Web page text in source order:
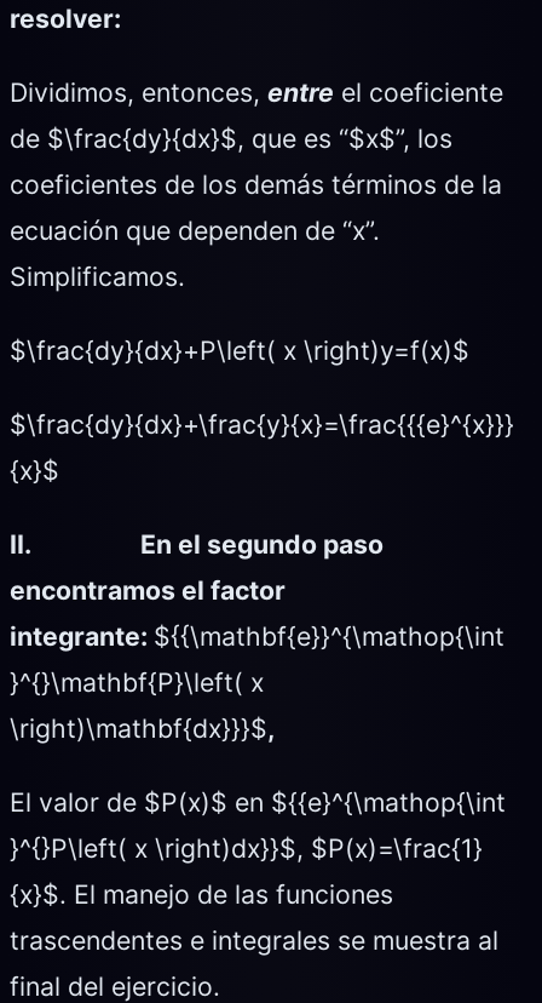
resolver:
Dividimos, entonces, entre el coeficiente
de $\frac{dy}{dx}$, que es “$x$”, los
coeficientes de los demás términos de la
ecuación que dependen de “x”.
Simplificamos.
$\frac{dy}{dx}+P\left( x \right)y=f(x)$
$\frac{dy}{dx}+\frac{y}{x}=\frac{{{e}^{x}}}
{x}$
II. En el segundo paso
encontramos el factor
integrante: ${{\mathbf{e}}^{\mathop{\int
}^{}\mathbf{P}\left( x
\right)\mathbf{dx}}}$,
El valor de $P(x)$ en ${{e}^{\mathop{\int
}^{}P\left( x \right)dx}}$, $P(x)=\frac{1}
{x}$. El manejo de las funciones
trascendentes e integrales se muestra al
final del ejercicio.